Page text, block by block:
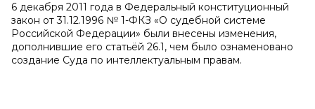
6 декабря 2011 года в Федеральный конституционный
закон от 31.12.1996 № 1-ФКЗ «О судебной системе
Российской Федерации» были внесены изменения,
дополнившие его статьёй 26.1, чем было ознаменовано
создание Суда по интеллектуальным правам.